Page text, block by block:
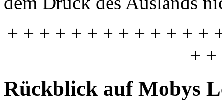
+ + + + + + + + + + + + +
+ +
Rückblick auf Mobys